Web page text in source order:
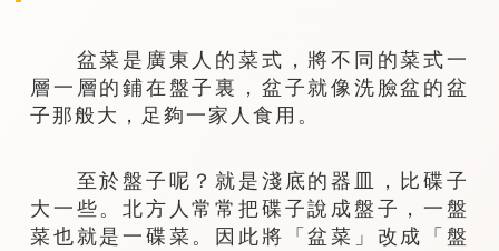
盆菜是廣東人的菜式，將不同的菜式一
層一層的鋪在盤子裏，盆子就像洗臉盆的盆
子那般大，足夠一家人食用。
至於盤子呢？就是淺底的器皿，比碟子
大一些。北方人常常把碟子說成盤子，一盤
菜也就是一碟菜。因此將「盆菜」改成「盤